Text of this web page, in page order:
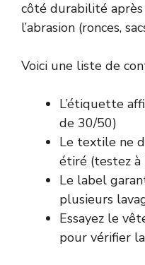
côté durabilité
l’abrasion (ronces,
Voici une liste de
L’étiquette
de 30/50)
Le textile ne
étiré (testez
Le label
plusieurs
Essayez le
pour vérifier